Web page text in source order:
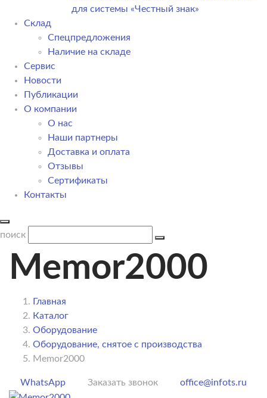
для системы «Честный знак»
Склад
Спецпредложения
Наличие на складе
Сервис
Новости
Публикации
О компании
О нас
Наши партнеры
Доставка и оплата
Отзывы
Сертификаты
Контакты
поиск
Memor2000
Главная
Каталог
Оборудование
Оборудование, снятое с производства
Memor2000
WhatsApp Заказать звонок office@infots.ru